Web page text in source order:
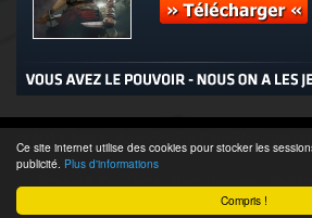
Compris !
Ce site internet utilise des cookies pour stocker les
publicité. Plus d'informations